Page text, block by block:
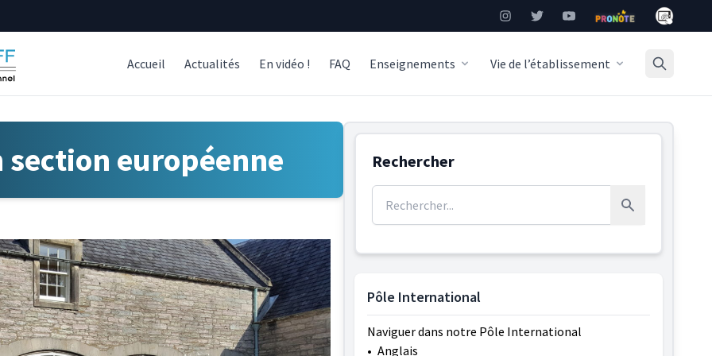
InstagramTwitterYouTubePronote Mon
Accueil Actualités En vidéo ! FAQ Enseignements Vie de l’établissement
section européenne Rechercher
Rechercher
Pôle International
Naviguer dans notre Pôle International
• Anglais